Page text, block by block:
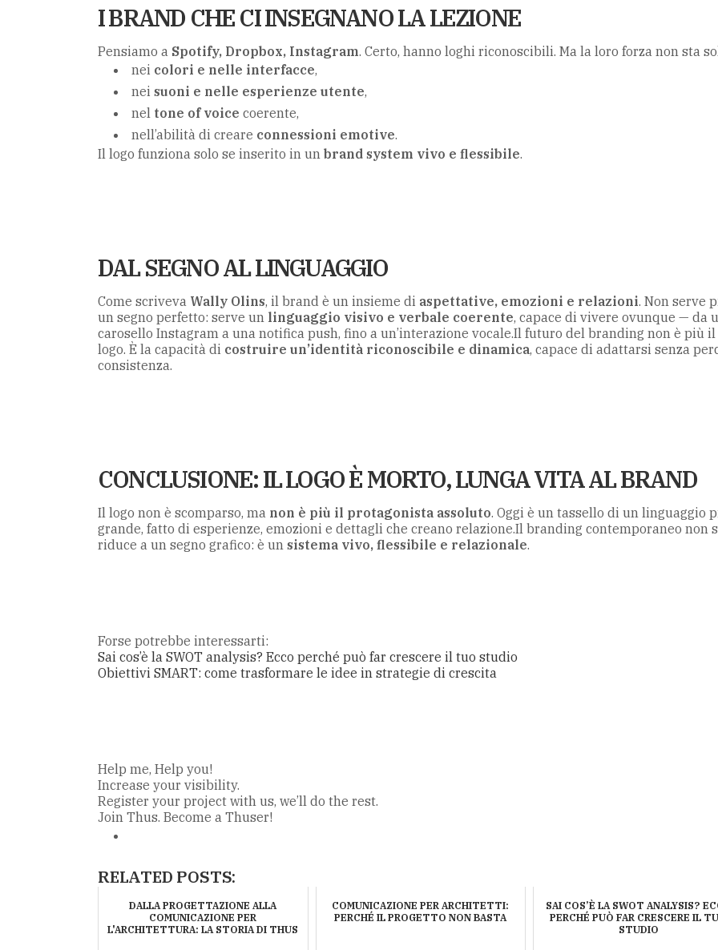
I BRAND CHE CI INSEGNANO LA LEZIONE
Pensiamo a Spotify, Dropbox, Instagram. Certo, hanno loghi riconoscibili. Ma la loro forza non sta
nei colori e nelle interfacce,
nei suoni e nelle esperienze utente,
nel tone of voice coerente,
nell’abilità di creare connessioni emotive.
Il logo funziona solo se inserito in un brand system vivo e flessibile.
DAL SEGNO AL LINGUAGGIO
Come scriveva Wally Olins, il brand è un insieme di aspettative, emozioni e relazioni. Non serve
un segno perfetto: serve un linguaggio visivo e verbale coerente, capace di vivere ovunque — da
carosello Instagram a una notifica push, fino a un’interazione vocale.Il futuro del branding non è più il
logo. È la capacità di costruire un’identità riconoscibile e dinamica, capace di adattarsi senza
consistenza.
CONCLUSIONE: IL LOGO È MORTO, LUNGA VITA AL BRAND
Il logo non è scomparso, ma non è più il protagonista assoluto. Oggi è un tassello di un linguaggio
grande, fatto di esperienze, emozioni e dettagli che creano relazione.Il branding contemporaneo non
riduce a un segno grafico: è un sistema vivo, flessibile e relazionale.
Forse potrebbe interessarti:
Sai cos’è la SWOT analysis? Ecco perché può far crescere il tuo studio
Obiettivi SMART: come trasformare le idee in strategie di crescita
Help me, Help you!
Increase your visibility.
Register your project with us, we’ll do the rest.
Join Thus. Become a Thuser!
RELATED POSTS:
DALLA PROGETTAZIONE ALLA
COMUNICAZIONE PER
L'ARCHITETTURA: LA STORIA DI THUS
COMUNICAZIONE PER ARCHITETTI:
PERCHÉ IL PROGETTO NON BASTA
SAI COS’È LA SWOT ANALYSIS?
PERCHÉ PUÒ FAR CRESCERE IL
STUDIO